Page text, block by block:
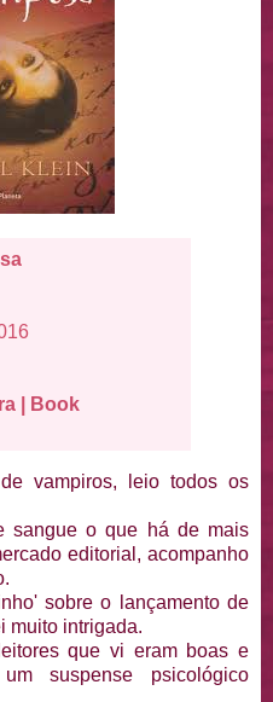
Book
vampiros, leio todos os
sangue o que há de mais
editorial, acompanho
sobre o lançamento de
muito intrigada.
que vi eram boas e
suspense psicológico